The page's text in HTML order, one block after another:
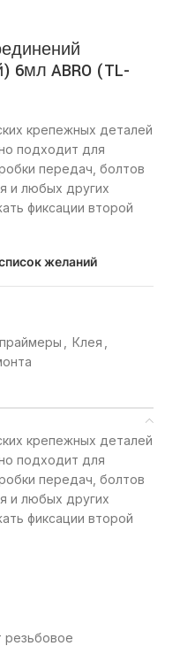
ABRO (TL-
крепежных деталей
подходит для
передач, болтов
и любых других
фиксации второй
желаний
Клея
крепежных деталей
подходит для
передач, болтов
и любых других
фиксации второй
резьбовое